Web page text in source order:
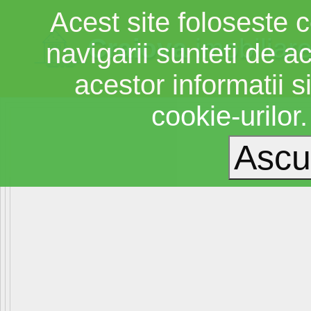
Craiova
Acest site foloseste
navigarii sunteti de
acestor informatii
cookie-